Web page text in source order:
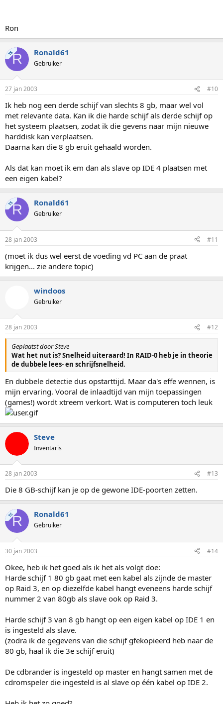
Ron
TSR Ronald61
Gebruiker
27 jan 2003 #10
Ik heb nog een derde schijf van slechts 8 gb, maar wel vol
met relevante data. Kan ik die harde schijf als derde schijf op
het systeem plaatsen, zodat ik die gevens naar mijn nieuwe
harddisk kan verplaatsen.
Daarna kan die 8 gb eruit gehaald worden.
Als dat kan moet ik em dan als slave op IDE 4 plaatsen met
een eigen kabel?
TSR Ronald61
Gebruiker
28 jan 2003 #11
(moet ik dus wel eerst de voeding vd PC aan de praat
krijgen... zie andere topic)
windoos
Gebruiker
28 jan 2003 #12
Geplaatst door Steve
Wat het nut is? Snelheid uiteraard! In RAID-0 heb je in theorie
de dubbele lees- en schrijfsnelheid.
En dubbele detectie dus opstarttijd. Maar da's effe wennen, is
mijn ervaring. Vooral de inlaadtijd van mijn toepassingen
(games!) wordt xtreem verkort. Wat is computeren toch leuk
Steve
Inventaris
28 jan 2003 #13
Die 8 GB-schijf kan je op de gewone IDE-poorten zetten.
TSR Ronald61
Gebruiker
30 jan 2003 #14
Okee, heb ik het goed als ik het als volgt doe:
Harde schijf 1 80 gb gaat met een kabel als zijnde de master
op Raid 3, en op diezelfde kabel hangt eveneens harde schijf
nummer 2 van 80gb als slave ook op Raid 3.
Harde schijf 3 van 8 gb hangt op een eigen kabel op IDE 1 en
is ingesteld als slave.
(zodra ik de gegevens van die schijf gfekopieerd heb naar de
80 gb, haal ik die 3e schijf eruit)
De cdbrander is ingesteld op master en hangt samen met de
cdromspeler die ingesteld is al slave op één kabel op IDE 2.